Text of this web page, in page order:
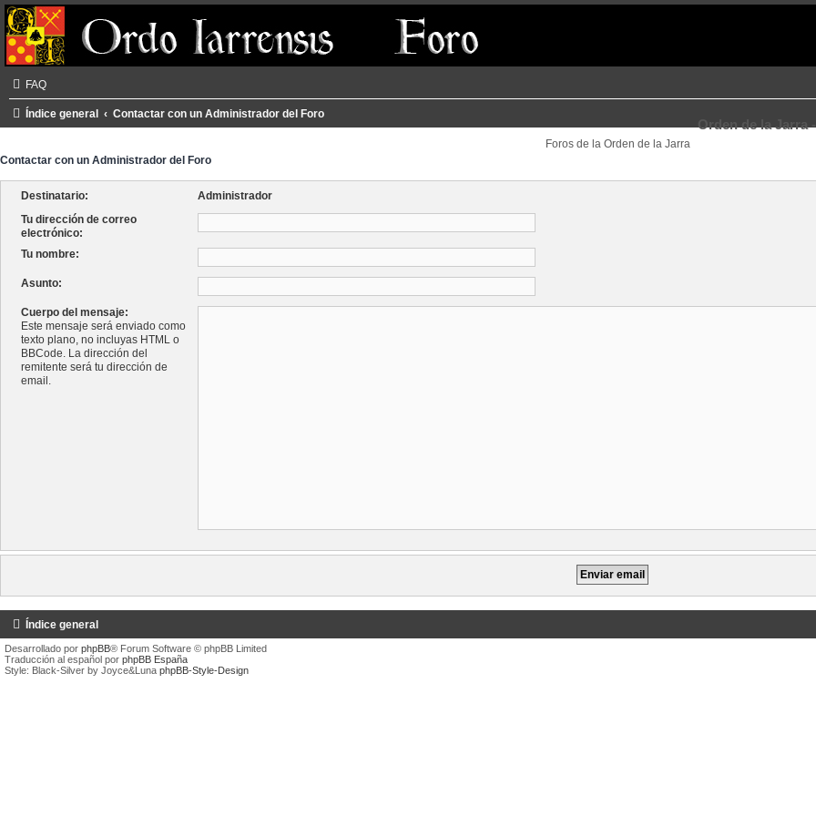
FAQ
Índice general Contactar con un Administrador del Foro
Orden de la Jarra
Foros de la Orden de la Jarra
Contactar con un Administrador del Foro
Destinatario:
Administrador
Tu dirección de correo
electrónico:
Tu nombre:
Asunto:
Cuerpo del mensaje:
Este mensaje será enviado como
texto plano, no incluyas HTML o
BBCode. La dirección del
remitente será tu dirección de
email.
Índice general
Desarrollado por phpBB® Forum Software © phpBB Limited
Traducción al español por phpBB España
Style: Black-Silver by Joyce&Luna phpBB-Style-Design